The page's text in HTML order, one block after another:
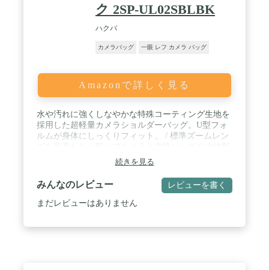
幅32cmx奥行20cm/内寸:高さ49cmx横幅30cmx奥行
18cm / 重量1.58kg/撥水素材/レインカバー有/三脚取
り付け可 / カラー：ブラック 【保証】 正規代理店
質保証があります。
ク 2SP-UL02SBLBK
ハクバ
カメラバッグ 一眼 レフ カメラ バッグ
Amazonで詳しく見る
水や汚れに強くしなやかな特殊コーティング生地を
採用した超軽量カメラショルダーバッグ。U型フォ
ルムが身体にしっくりフィット。 / 標準ズームレン
をしっかり収納。背面側にはA4書類や11インチクラ
スのタブレットPCを収納可能。 / 機材の一覧性に優
れた大きく開くメイン収納部、フロントにファスナ
ーポケット、サイドと背面には使いやすいオープン
ポケットを装備。 / カメラ収納部内寸法 : 約
続きを見る
みんなのレビュー レビューを書く
まだレビューはありません